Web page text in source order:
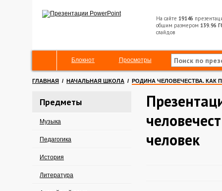
На сайте 19146
общим размером 139.96
слайдов
Блокнот Просмотры
ГЛАВНАЯ / НАЧАЛЬНАЯ ШКОЛА / РОДИНА ЧЕЛОВЕЧЕСТВА. КАК
Предметы
Музыка
Педагогика
История
Литература
человек